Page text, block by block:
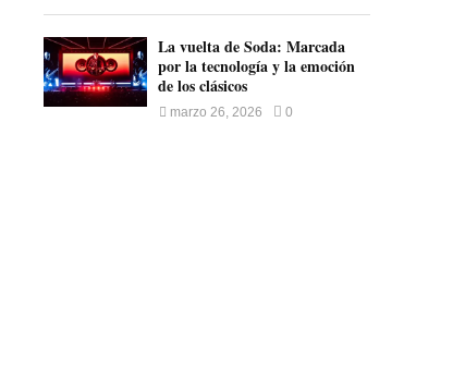
La vuelta de Soda: Marcada
por la tecnología y la emoción
de los clásicos
marzo 26, 2026 0